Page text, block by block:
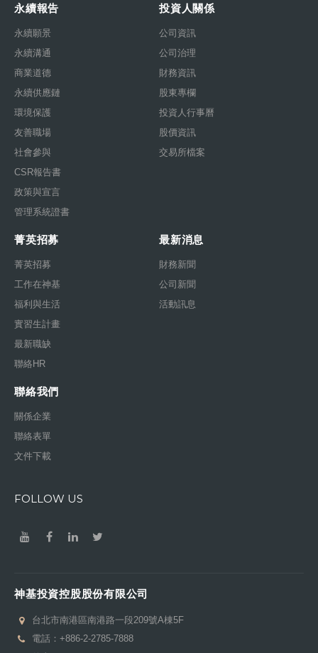
永續報告
永續願景
永續溝通
商業道德
永續供應鏈
環境保護
友善職場
社會參與
CSR報告書
政策與宣言
管理系統證書
投資人關係
公司資訊
公司治理
財務資訊
股東專欄
投資人行事曆
股價資訊
交易所檔案
菁英招募
菁英招募
工作在神基
福利與生活
實習生計畫
最新職缺
聯絡HR
最新消息
財務新聞
公司新聞
活動訊息
聯絡我們
關係企業
聯絡表單
文件下載
FOLLOW US
神基投資控股股份有限公司
台北市南港區南港路一段209號A棟5F
電話： +886-2-2785-7888